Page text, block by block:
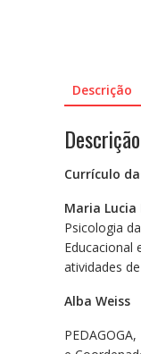
Descrição
Descrição
Currículo
Maria Lucia
Psicologia
Educacional
atividades
Alba Weiss